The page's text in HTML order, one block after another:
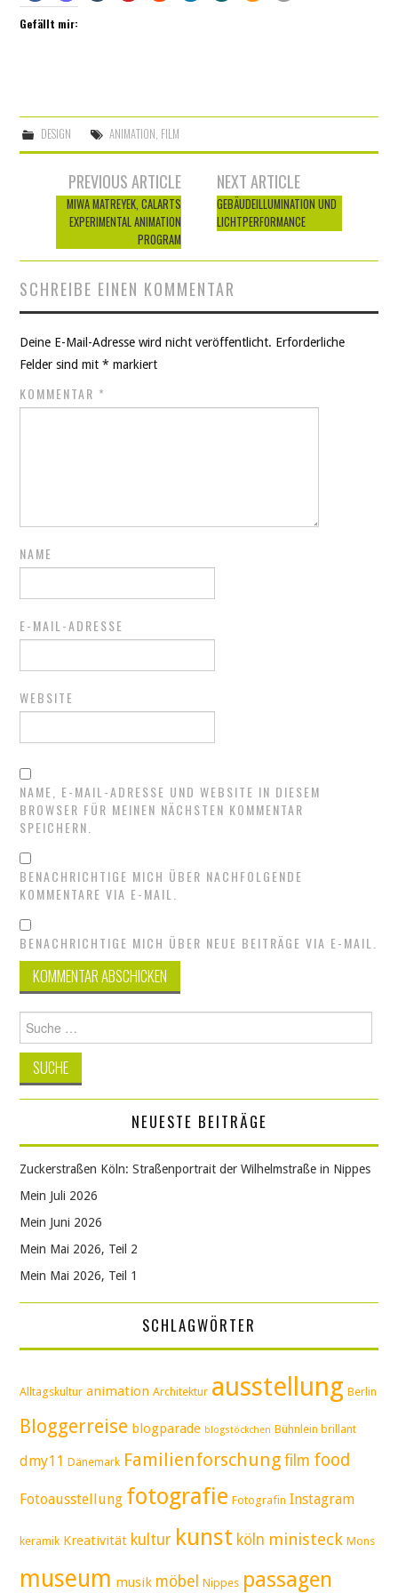
Gefällt mir:
DESIGN ANIMATION FILM
Artikel-
Navigation
PREVIOUS ARTICLE
MIWA MATREYEK, CALARTS
EXPERIMENTAL ANIMATION
PROGRAM
NEXT ARTICLE
GEBÄUDEILLUMINATION UND
LICHTPERFORMANCE
SCHREIBE EINEN KOMMENTAR
Deine E-Mail-Adresse wird nicht veröffentlicht. Erforderliche
Felder sind mit* markiert
KOMMENTAR *
NAME
E-MAIL-ADRESSE
WEBSITE
NAME, E-MAIL-ADRESSE UND WEBSITE IN DIESEM
BROWSER FÜR MEINEN NÄCHSTEN KOMMENTAR
SPEICHERN.
BENACHRICHTIGE MICH ÜBER NACHFOLGENDE
KOMMENTARE VIA E-MAIL.
BENACHRICHTIGE MICH ÜBER NEUE BEITRÄGE VIA E-MAIL.
nach:
NEUESTE BEITRÄGE
Zuckerstraßen Köln: Straßenportrait der Wilhelmstraße in Nippes
Mein Juli 2026
Mein Juni 2026
Mein Mai 2026, Teil 2
Mein Mai 2026, Teil 1
SCHLAGWÖRTER
Alltagskultur animation Architektur ausstellung Berlin
Bloggerreise blogparade blogstöckchen Bühnlein brillant
dmy11 Dänemark Familienforschung film food
Fotoausstellung fotografie Fotografin Instagram
keramik Kreativität kultur kunst köln ministeck Mons
museum musik möbel Nippes passagen